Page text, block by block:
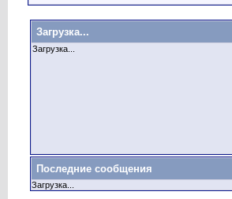
Загрузка...
Загрузка...
Последние сообщения
Загрузка...